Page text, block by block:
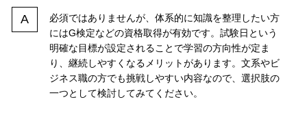
必須ではありませんが、体系的に知識を整理したい方
にはG検定などの資格取得が有効です。試験日という
明確な目標が設定されることで学習の方向性が定ま
り、継続しやすくなるメリットがあります。文系やビ
ジネス職の方でも挑戦しやすい内容なので、選択肢の
一つとして検討してみてください。